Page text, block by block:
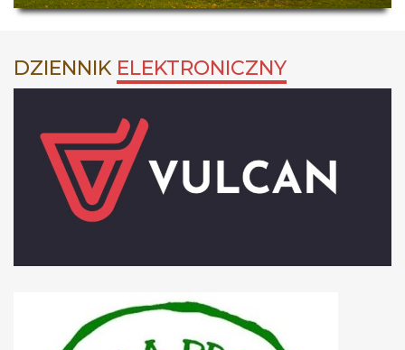
DZIENNIK ELEKTRONICZNY